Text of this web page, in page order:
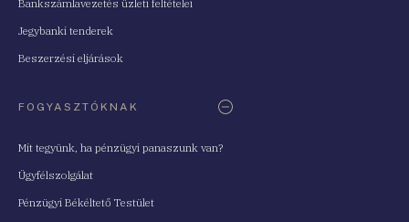
Bankszámlavezetés üzleti feltételei
Jegybanki tenderek
Beszerzési eljárások
FOGYASZTÓKNAK
Mit tegyünk, ha pénzügyi panaszunk van?
Ügyfélszolgálat
Pénzügyi Békéltető Testület